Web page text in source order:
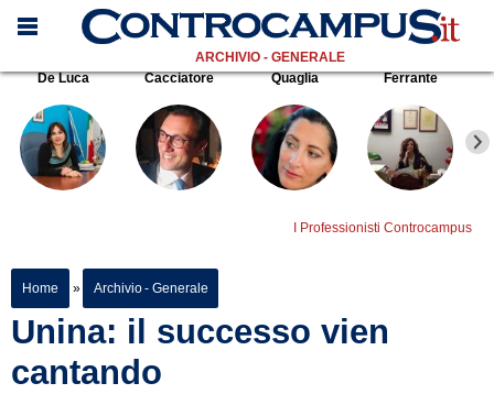
ARCHIVIO - GENERALE
De Luca
Cacciatore Quaglia Ferrante
I Professionisti Controcampus
Home » Archivio - Generale
Unina: il successo vien
cantando